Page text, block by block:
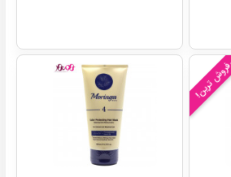
ترین!